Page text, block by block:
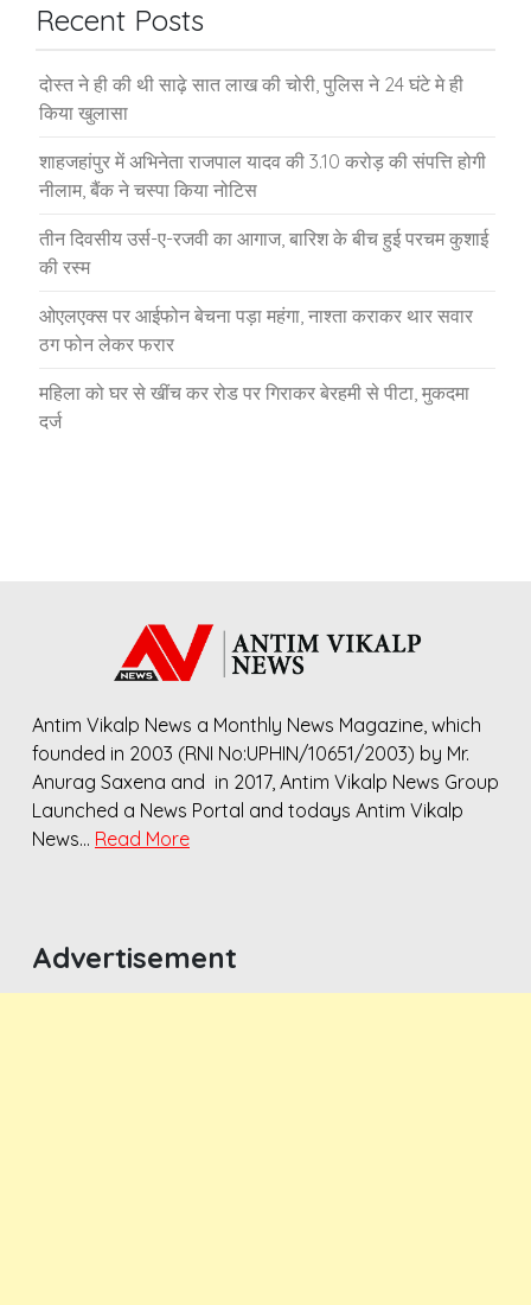
Recent Posts
दोस्त ने ही की थी साढ़े सात लाख की चोरी, पुलिस ने 24 घंटे मे ही
किया खुलासा
शाहजहांपुर में अभिनेता राजपाल यादव की 3.10 करोड़ की संपत्ति होगी
नीलाम, बैंक ने चस्पा किया नोटिस
तीन दिवसीय उर्स-ए-रजवी का आगाज, बारिश के बीच हुई परचम कुशाई
की रस्म
ओएलएक्स पर आईफोन बेचना पड़ा महंगा, नाश्ता कराकर थार सवार
ठग फोन लेकर फरार
महिला को घर से खींच कर रोड पर गिराकर बेरहमी से पीटा, मुकदमा
दर्ज
Antim Vikalp News a Monthly News Magazine, which
founded in 2003 (RNI No:UPHIN/10651/2003) by Mr.
Anurag Saxena and in 2017, Antim Vikalp News Group
Launched a News Portal and todays Antim Vikalp
News… Read More
Advertisement